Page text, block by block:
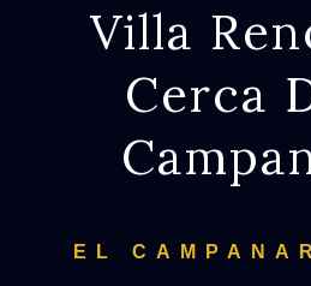
Villa
Cerca
EL